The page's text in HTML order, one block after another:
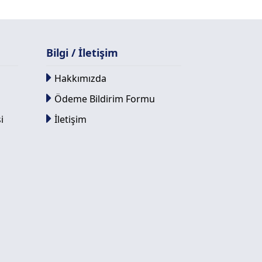
Bilgi / İletişim
Hakkımızda
Ödeme Bildirim Formu
İletişim